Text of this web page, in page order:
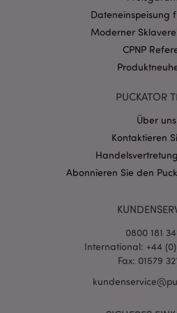
Dateneinspeisung
Moderner
CPNP
PUCKATOR
Über uns
Kontaktieren
Abonnieren Sie den
0800 181
International: +44 (0)
Fax: 01579
CookieScriptConsent
mage-cache-storage-section-